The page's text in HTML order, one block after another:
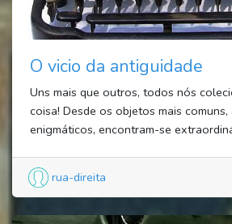
O vicio da antiguidade
Uns mais que outros, todos nós
coisa! Desde os objetos mais comuns,
enigmáticos, encontram-se
rua-direita